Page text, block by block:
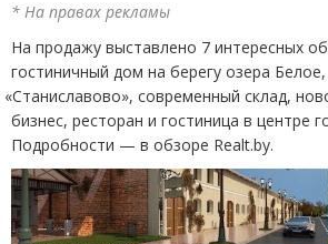
* На правах рекламы
На продажу выставлено 7 интересных
гостиничный дом на берегу озера
«Станиславово», современный склад,
бизнес, ресторан и гостиница в центре
Подробности — в обзоре Realt.by.